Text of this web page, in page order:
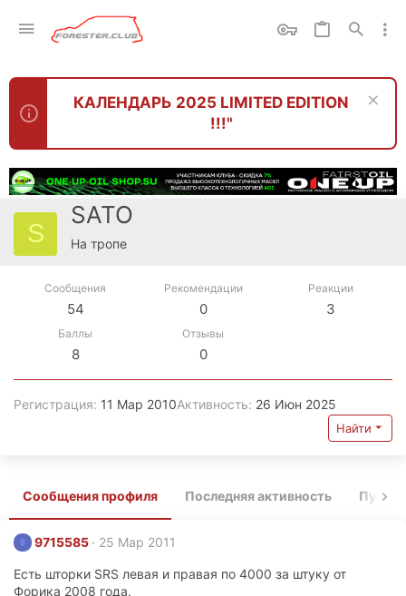
КАЛЕНДАРЬ 2025 LIMITED EDITION
!!!"
S
SATO
На тропе
Сообщения
54
Рекомендации
0
Реакции
3
Баллы
8
Отзывы
0
Регистрация 11 Мар 2010Активность 26 Июн 2025
Найти
Сообщения профиля Последняя активность
9 9715585 25 Мар 2011
Есть шторки SRS левая и правая по 4000 за штуку от
Форика 2008 года.